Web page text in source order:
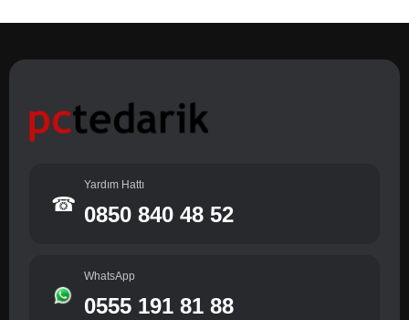
☎
Yardım Hattı
0850 840 48 52
WhatsApp
0555 191 81 88